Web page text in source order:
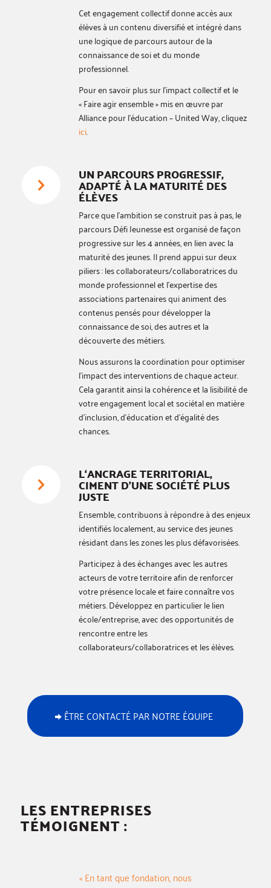
Cet engagement collectif donne accès aux
élèves à un contenu diversifié et intégré dans
une logique de parcours autour de la
connaissance de soi et du monde
professionnel.
Pour en savoir plus sur l’impact collectif et le
« Faire agir ensemble » mis en œuvre par
Alliance pour l’éducation – United Way, cliquez
ici.
UN PARCOURS PROGRESSIF,
ADAPTÉ À LA MATURITÉ DES
ÉLÈVES
Parce que l’ambition se construit pas à pas, le
parcours Défi Jeunesse est organisé de façon
progressive sur les 4 années, en lien avec la
maturité des jeunes. Il prend appui sur deux
piliers : les collaborateurs/collaboratrices du
monde professionnel et l’expertise des
associations partenaires qui animent des
contenus pensés pour développer la
connaissance de soi, des autres et la
découverte des métiers.
Nous assurons la coordination pour optimiser
l’impact des interventions de chaque acteur.
Cela garantit ainsi la cohérence et la lisibilité de
votre engagement local et sociétal en matière
d’inclusion, d’éducation et d’égalité des
chances.
L‘ANCRAGE TERRITORIAL,
CIMENT D’UNE SOCIÉTÉ PLUS
JUSTE
Ensemble, contribuons à répondre à des enjeux
identifiés localement, au service des jeunes
résidant dans les zones les plus défavorisées.
Participez à des échanges avec les autres
acteurs de votre territoire afin de renforcer
votre présence locale et faire connaître vos
métiers. Développez en particulier le lien
école/entreprise, avec des opportunités de
rencontre entre les
collaborateurs/collaboratrices et les élèves.
ÊTRE CONTACTÉ PAR NOTRE ÉQUIPE
LES ENTREPRISES
TÉMOIGNENT :
« En tant que fondation, nous